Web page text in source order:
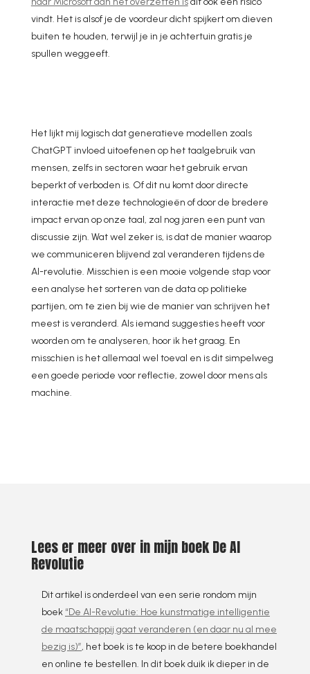
vindt. Het is alsof je de voordeur dicht spijkert om dieven
buiten te houden, terwijl je in je achtertuin gratis je
spullen weggeeft.
Het lijkt mij logisch dat generatieve modellen zoals
ChatGPT invloed uitoefenen op het taalgebruik van
mensen, zelfs in sectoren waar het gebruik ervan
beperkt of verboden is. Of dit nu komt door directe
interactie met deze technologieën of door de bredere
impact ervan op onze taal, zal nog jaren een punt van
discussie zijn. Wat wel zeker is, is dat de manier waarop
we communiceren blijvend zal veranderen tijdens de
AI-revolutie. Misschien is een mooie volgende stap voor
een analyse het sorteren van de data op politieke
partijen, om te zien bij wie de manier van schrijven het
meest is veranderd. Als iemand suggesties heeft voor
woorden om te analyseren, hoor ik het graag. En
misschien is het allemaal wel toeval en is dit simpelweg
een goede periode voor reflectie, zowel door mens als
machine.
Lees er meer over in mijn boek De AI
Revolutie
Dit artikel is onderdeel van een serie rondom mijn
boek “De AI-Revolutie: Hoe kunstmatige intelligentie
de maatschappij gaat veranderen (en daar nu al mee
bezig is)”, het boek is te koop in de betere boekhandel
en online te bestellen. In dit boek duik ik dieper in de